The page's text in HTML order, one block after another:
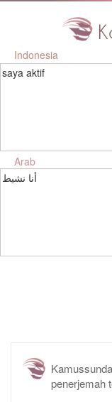
Indonesia
saya aktif
Arab
أنا نشيط
penerjemah